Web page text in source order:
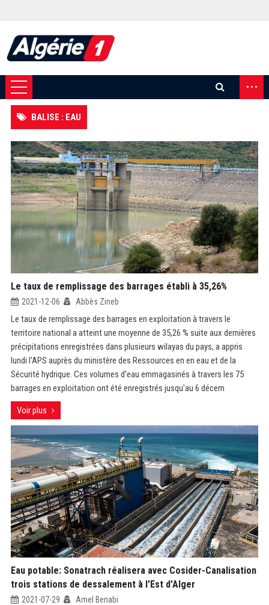
...
BALISE : EAU
Le taux de remplissage des barrages établi à 35,26%
2021-12-06 Abbès Zineb
Le taux de remplissage des barrages en exploitation à travers le
territoire national a atteint une moyenne de 35,26 % suite aux dernières
précipitations enregistrées dans plusieurs wilayas du pays, a appris
lundi l'APS auprès du ministère des Ressources en en eau et de la
Sécurité hydrique. Ces volumes d'eau emmagasinés à travers les 75
barrages en exploitation ont été enregistrés jusqu'au 6 décem
Voir plus
Eau potable: Sonatrach réalisera avec Cosider-Canalisation
trois stations de dessalement à l'Est d'Alger
2021-07-29 Amel Benabi